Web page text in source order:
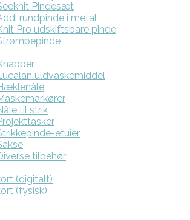
Pindesæt
rundpinde i metal
Pro udskiftsbare pinde
uldvaskemiddel
til strik
etuier
tilbehør
(digitalt)
(fysisk)